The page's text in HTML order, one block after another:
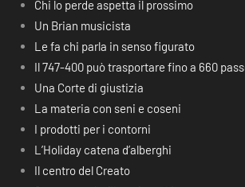
Chi lo perde aspetta il prossimo
Un Brian musicista
Le fa chi parla in senso figurato
Il 747-400 può trasportare fino a 660
Una Corte di giustizia
La materia con seni e coseni
I prodotti per i contorni
L’Holiday catena d’alberghi
Il centro del Creato